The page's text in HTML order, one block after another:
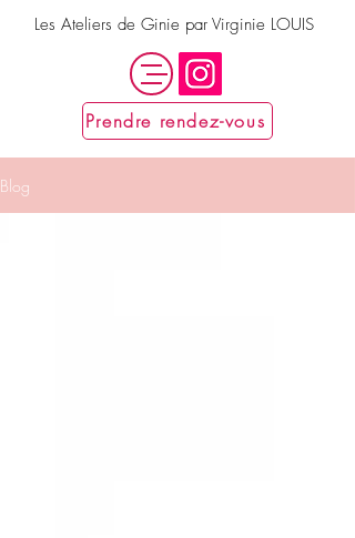
Les Ateliers de Ginie par Virginie LOUIS
Prendre rendez-vous
Blog